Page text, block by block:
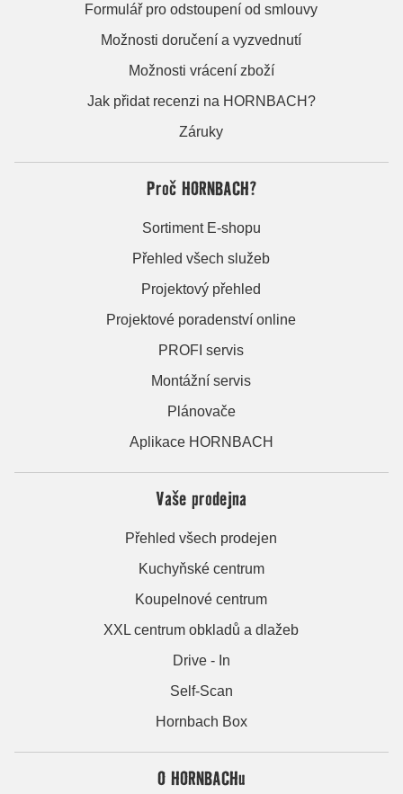
Formulář pro odstoupení od smlouvy
Možnosti doručení a vyzvednutí
Možnosti vrácení zboží
Jak přidat recenzi na HORNBACH?
Záruky
Proč HORNBACH?
Sortiment E-shopu
Přehled všech služeb
Projektový přehled
Projektové poradenství online
PROFI servis
Montážní servis
Plánovače
Aplikace HORNBACH
Vaše prodejna
Přehled všech prodejen
Kuchyňské centrum
Koupelnové centrum
XXL centrum obkladů a dlažeb
Drive - In
Self-Scan
Hornbach Box
O HORNBACHu